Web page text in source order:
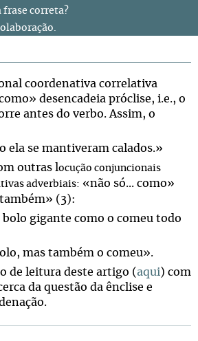
frase correta?
coordenativa correlativa
desencadeia próclise, i.e., o
antes do verbo. Assim, o
ela se mantiveram calados.»
outras l ocução conjuncionais
adverbiais: «não só... como»
(3):
bolo gigante como o comeu todo
mas também o comeu».
de leitura deste artigo (aqui) com
da questão da ênclise e